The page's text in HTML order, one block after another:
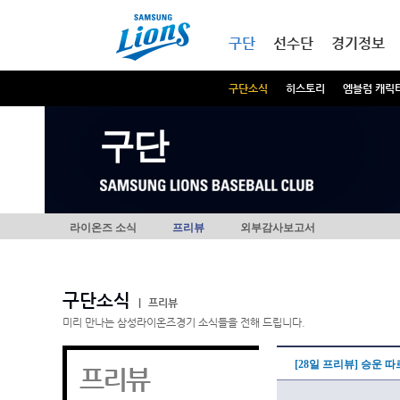
구단
구단소식 히스토리 엠블럼 캐릭
선수단 경기정보
구단
라이온즈 소식 프리뷰 외부감사보고서
구단소식
프리뷰
미리 만나는 삼성라이온즈경기 소식들을 전해 드립니다.
프리뷰 [28일 프리뷰] 승운